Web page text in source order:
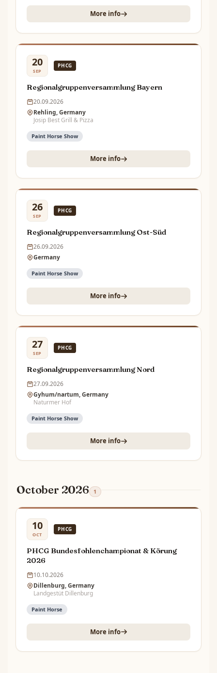
More info
20
SEP
PHCG
Regionalgruppenversammlung Bayern
20.09.2026
Rehling, Germany
Josip Best Grill & Pizza
Paint Horse Show
More info
26
SEP
PHCG
Regionalgruppenversammlung Ost-Süd
26.09.2026
Germany
Paint Horse Show
More info
27
SEP
PHCG
Regionalgruppenversammlung Nord
27.09.2026
Gyhum/nartum, Germany
Naturmer Hof
Paint Horse Show
More info
October 2026 1
10
OCT
PHCG
PHCG Bundesfohlenchampionat & Körung
2026
10.10.2026
Dillenburg, Germany
Landgestüt Dillenburg
Paint Horse
More info